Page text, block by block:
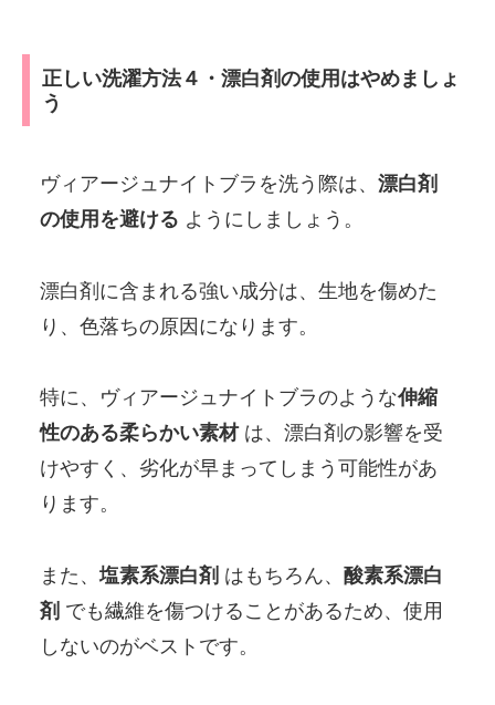
正しい洗濯方法４・漂白剤の使用はやめましょ
う
ヴィアージュナイトブラを洗う際は、 漂白剤
の使用を避ける ようにしましょう。
漂白剤に含まれる強い成分は、生地を傷めた
り、色落ちの原因になります。
特に、ヴィアージュナイトブラのような伸縮
性のある柔らかい素材は、漂白剤の影響を受
けやすく、劣化が早まってしまう可能性があ
ります。
また、塩素系漂白剤 はもちろん、 酸素系漂白
剤 でも繊維を傷つけることがあるため、使用
しないのがベストです。